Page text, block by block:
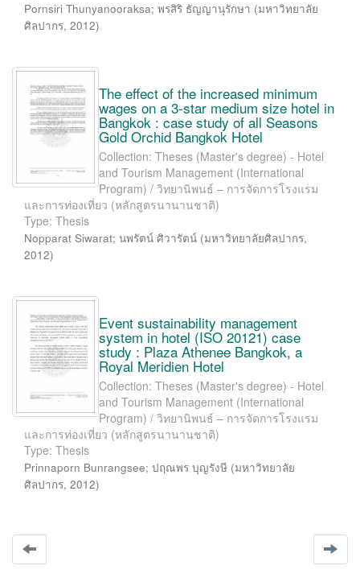
Pornsiri Thunyanooraksa; พรสิริ ธัญญานุรักษา (มหาวิทยาลัย
ศิลปากร, 2012)
The effect of the increased minimum
wages on a 3-star medium size hotel in
Bangkok : case study of all Seasons
Gold Orchid Bangkok Hotel
Collection: Theses (Master's degree) - Hotel
and Tourism Management (International
Program) / วิทยานิพนธ์ – การจัดการโรงแรม
และการท่องเที่ยว (หลักสูตรนานานชาติ)
Type: Thesis
Nopparat Siwarat; นพรัตน์ ศิวารัตน์ (มหาวิทยาลัยศิลปากร,
2012)
Event sustainability management
system in hotel (ISO 20121) case
study : Plaza Athenee Bangkok, a
Royal Meridien Hotel
Collection: Theses (Master's degree) - Hotel
and Tourism Management (International
Program) / วิทยานิพนธ์ – การจัดการโรงแรม
และการท่องเที่ยว (หลักสูตรนานานชาติ)
Type: Thesis
Prinnaporn Bunrangsee; ปฤณพร บุญรังษี (มหาวิทยาลัย
ศิลปากร, 2012)